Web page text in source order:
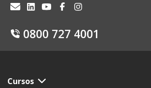
0800 727 4001
Cursos